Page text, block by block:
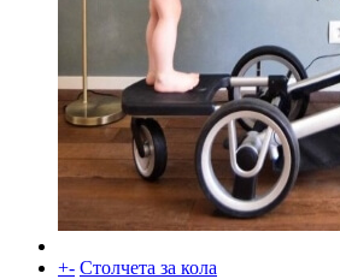
+- Столчета за кола